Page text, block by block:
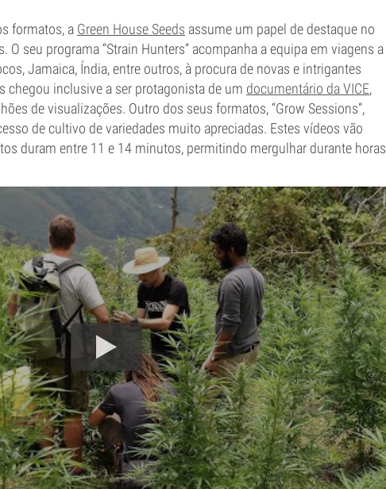
formatos, a Green House Seeds assume um papel de destaque no
O seu programa “Strain Hunters” acompanha a equipa em viagens a
Jamaica, Índia, entre outros, à procura de novas e intrigantes
chegou inclusive a ser protagonista de um documentário da VICE,
de visualizações. Outro dos seus formatos, “Grow Sessions”,
de cultivo de variedades muito apreciadas. Estes vídeos vão
duram entre 11 e 14 minutos, permitindo mergulhar durante horas